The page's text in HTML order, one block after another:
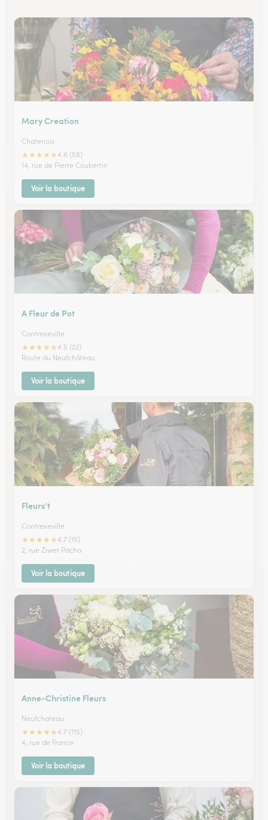
Mary Creation
Chatenois
★★★★★4.6 (58)
14, rue de Pierre Coubertin
Voir la boutique
A Fleur de Pot
Contrexeville
★★★★★4.5 (22)
Route du Neufchâteau
Voir la boutique
Fleurs’t
Contrexeville
★★★★★4.7 (15)
2, rue Ziwer Pacha
Voir la boutique
Anne-Christine Fleurs
Neufchateau
★★★★★4.7 (115)
4, rue de France
Voir la boutique